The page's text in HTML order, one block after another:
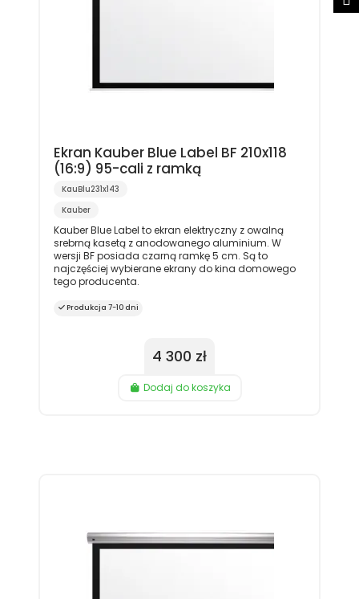
Ekran Kauber Blue Label BF 210x118
(16:9) 95-cali z ramką
KauBlu231x143
Kauber
Kauber Blue Label to ekran elektryczny z owalną
srebrną kasetą z anodowanego aluminium. W
wersji BF posiada czarną ramkę 5 cm. Są to
najczęściej wybierane ekrany do kina domowego
tego producenta.
Produkcja 7-10 dni
4 300 zł
Dodaj do koszyka